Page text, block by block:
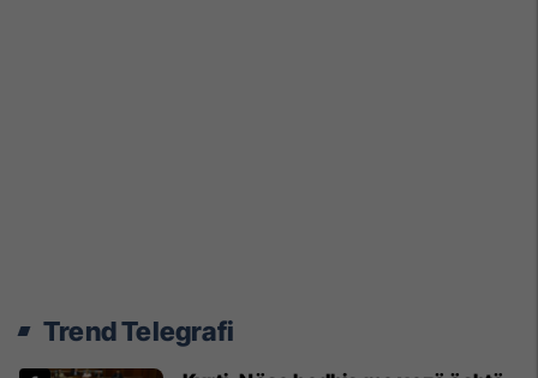
Trend Telegrafi